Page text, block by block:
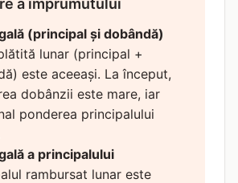
a împrumutului
(principal și dobândă)
lunar (principal +
este aceeași. La început,
dobânzii este mare, iar
ponderea principalului
a principalului
rambursat lunar este